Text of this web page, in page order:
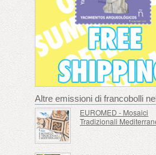
Altre emissioni di francobolli
EUROMED - Mosaici
Tradizionali